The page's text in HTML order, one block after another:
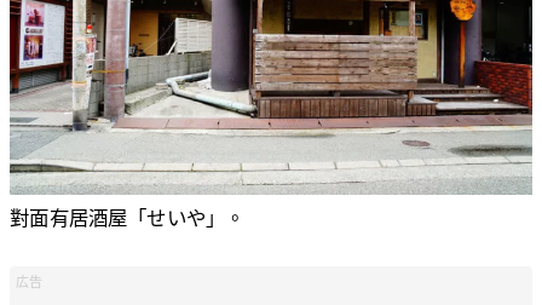
對面有居酒屋「せいや」。